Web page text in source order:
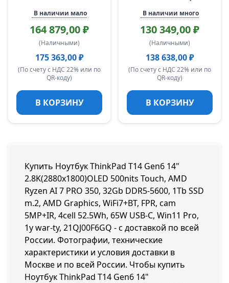
В наличии мало
164 879,00 ₽
(Наличными)
175 363,00 ₽
(По счету с НДС 22% или по
QR-коду)
В КОРЗИНУ
В наличии много
130 349,00 ₽
(Наличными)
138 638,00 ₽
(По счету с НДС 22% или по
QR-коду)
В КОРЗИНУ
Купить Ноутбук ThinkPad T14 Gen6 14"
2.8K(2880x1800)OLED 500nits Touch, AMD
Ryzen AI 7 PRO 350, 32Gb DDR5-5600, 1Tb SSD
m.2, AMD Graphics, WiFi7+BT, FPR, cam
5MP+IR, 4cell 52.5Wh, 65W USB-C, Win11 Pro,
1y war-ty, 21QJ00F6GQ - с доставкой по всей
России. Фотографии, технические
характеристики и условия доставки в
Москве и по всей России. Чтобы купить
Ноутбук ThinkPad T14 Gen6 14"